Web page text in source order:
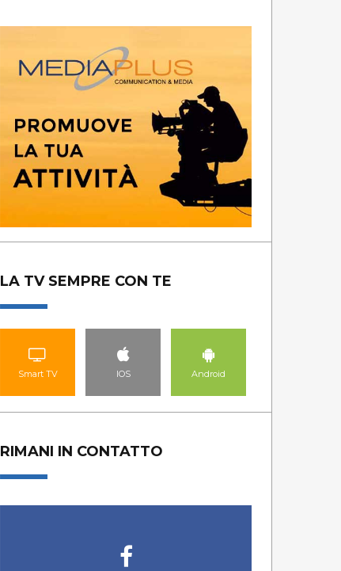
LA TV SEMPRE CON TE
Smart TV IOS Android
RIMANI IN CONTATTO